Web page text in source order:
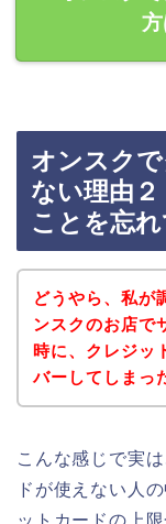
オンスク
ない理由
ことを忘れ
どうやら、私が
ンスクのお店で
時に、クレジッ
バーしてしまっ
こんな感じで実
ドが使えない人
ットカードの上